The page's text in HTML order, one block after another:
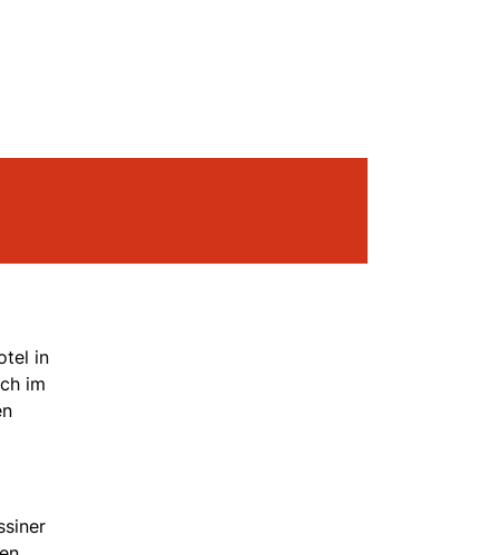
in
im